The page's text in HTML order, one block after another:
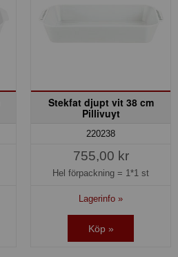
Stekfat djupt vit 38 cm
Pillivuyt
220238
755,00 kr
Hel förpackning = 1*1 st
Lagerinfo »
Köp »